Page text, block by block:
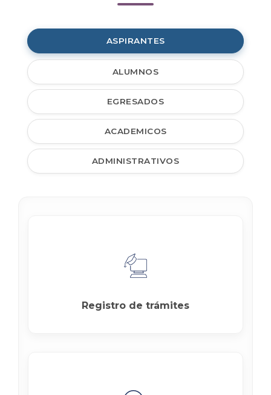
ASPIRANTES
ALUMNOS
EGRESADOS
ACADEMICOS
ADMINISTRATIVOS
Registro de trámites